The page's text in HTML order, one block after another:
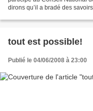
dirons qu’il a bradé des
tout est possible!
Publié le 04/06/2008 à 23:00